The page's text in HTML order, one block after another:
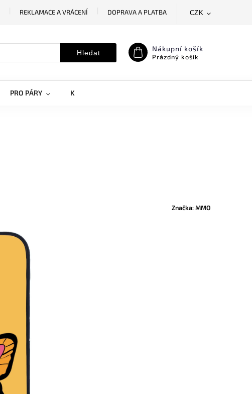
REKLAMACE A VRÁCENÍ
DOPRAVA A PLATBA
CZK
Hledat Nákupní košík
Prázdný košík
PRO PÁRY KRYTY NA MOBILY
Značka:MMO